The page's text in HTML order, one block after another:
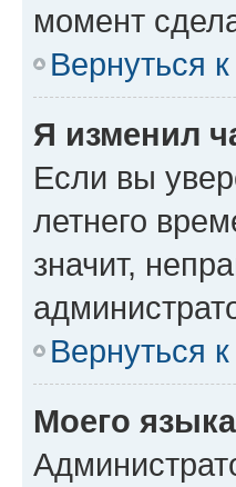
момент
Вернуться
Я изменил
Если вы
летнего
значит,
Вернуться
Моего